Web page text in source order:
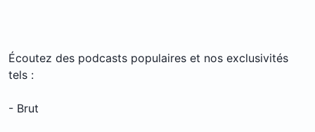
Écoutez des podcasts populaires et nos exclusivités
tels :
- Brut